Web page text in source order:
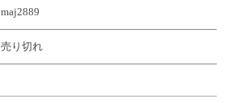
maj2889
売り切れ